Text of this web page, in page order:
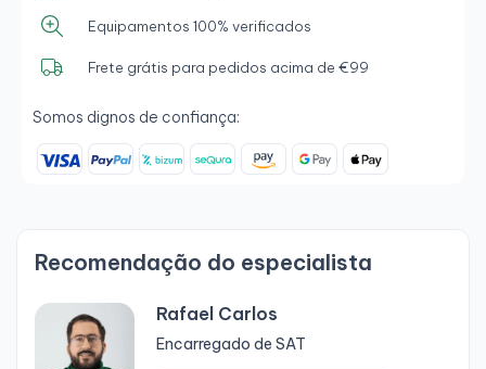
Equipamentos 100% verificados
Frete grátis para pedidos acima de €99
Somos dignos de confiança:
Recomendação do especialista
Rafael Carlos
Encarregado de SAT